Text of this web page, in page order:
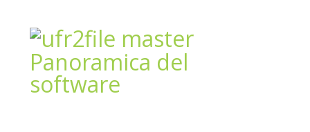
Panoramica del
software